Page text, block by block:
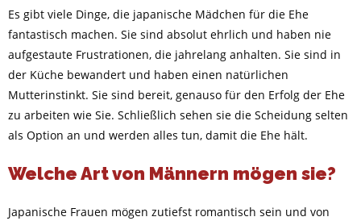
Es gibt viele Dinge, die japanische Mädchen für die Ehe
fantastisch machen. Sie sind absolut ehrlich und haben nie
aufgestaute Frustrationen, die jahrelang anhalten. Sie sind in
der Küche bewandert und haben einen natürlichen
Mutterinstinkt. Sie sind bereit, genauso für den Erfolg der Ehe
zu arbeiten wie Sie. Schließlich sehen sie die Scheidung selten
als Option an und werden alles tun, damit die Ehe hält.
Welche Art von Männern mögen sie?
Japanische Frauen mögen zutiefst romantisch sein und von